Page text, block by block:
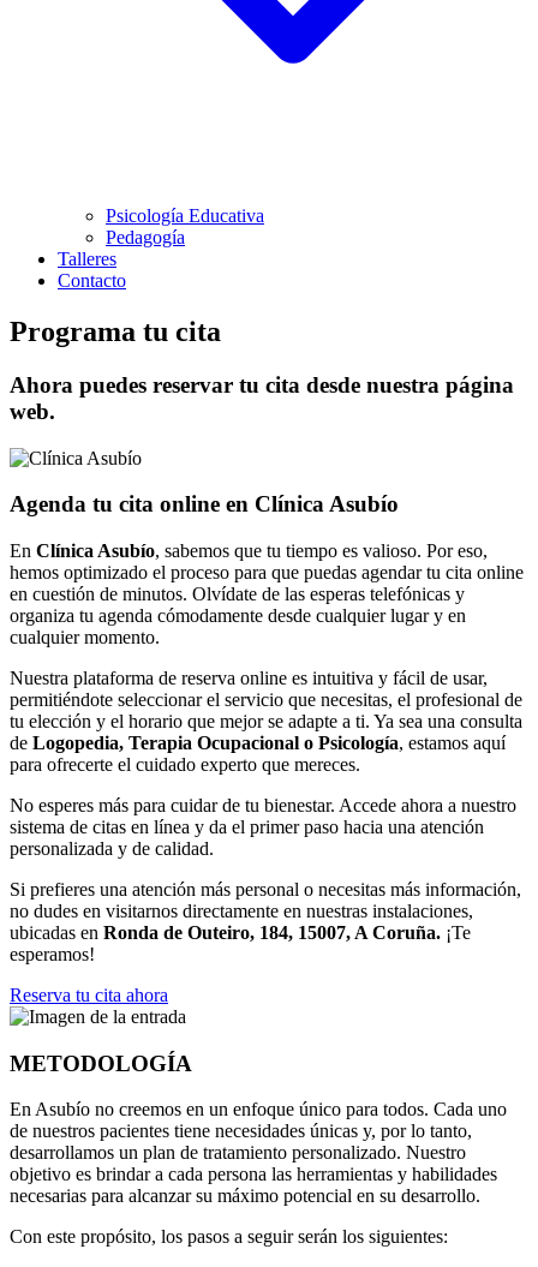
Psicología Educativa
Pedagogía
Talleres
Contacto
Programa tu cita
Ahora puedes reservar tu cita desde nuestra página
web.
Agenda tu cita online en Clínica Asubío
En Clínica Asubío, sabemos que tu tiempo es valioso. Por eso,
hemos optimizado el proceso para que puedas agendar tu cita online
en cuestión de minutos. Olvídate de las esperas telefónicas y
organiza tu agenda cómodamente desde cualquier lugar y en
cualquier momento.
Nuestra plataforma de reserva online es intuitiva y fácil de usar,
permitiéndote seleccionar el servicio que necesitas, el profesional de
tu elección y el horario que mejor se adapte a ti. Ya sea una consulta
de Logopedia, Terapia Ocupacional o Psicología, estamos aquí
para ofrecerte el cuidado experto que mereces.
No esperes más para cuidar de tu bienestar. Accede ahora a nuestro
sistema de citas en línea y da el primer paso hacia una atención
personalizada y de calidad.
Si prefieres una atención más personal o necesitas más información,
no dudes en visitarnos directamente en nuestras instalaciones,
ubicadas en Ronda de Outeiro, 184, 15007, A Coruña. ¡Te
esperamos!
Reserva tu cita ahora
METODOLOGÍA
En Asubío no creemos en un enfoque único para todos. Cada uno
de nuestros pacientes tiene necesidades únicas y, por lo tanto,
desarrollamos un plan de tratamiento personalizado. Nuestro
objetivo es brindar a cada persona las herramientas y habilidades
necesarias para alcanzar su máximo potencial en su desarrollo.
Con este propósito, los pasos a seguir serán los siguientes: